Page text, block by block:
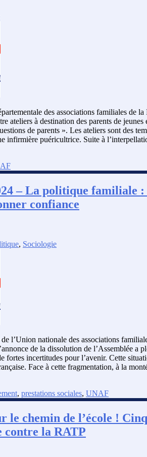
des associations familiales de
ateliers à destination des parents de
de parents ». Les ateliers sont des
infirmière puéricultrice. Suite à
– La politique familiale
confiance
, Sociologie
l’Union nationale des associations
de la dissolution de l’Assemblée a
fortes incertitudes pour l’avenir. Cette
Face à cette fragmentation, à la
, prestations sociales, UNAF
le chemin de l’école !
la RATP